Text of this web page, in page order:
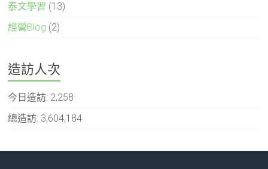
泰文學習 (13)
經營Blog (2)
造訪人次
今日造訪: 2,258
總造訪: 3,604,184